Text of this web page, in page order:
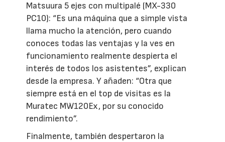
Matsuura 5 ejes con multipalé (MX-330
PC10): “Es una máquina que a simple vista
llama mucho la atención, pero cuando
conoces todas las ventajas y la ves en
funcionamiento realmente despierta el
interés de todos los asistentes”, explican
desde la empresa. Y añaden: “Otra que
siempre está en el top de visitas es la
Muratec MW120Ex, por su conocido
rendimiento”.
Finalmente, también despertaron la